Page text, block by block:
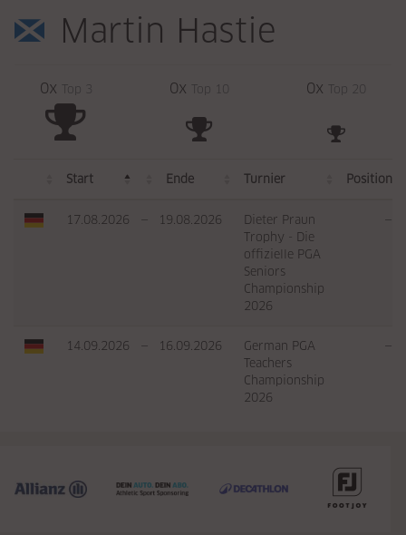
Martin Hastie
0x Top 3 0x Top 10 0x Top 20
Start Ende Turnier Position
17.08.2026 — 19.08.2026
Dieter Praun
Trophy - Die
offizielle PGA
Seniors
Championship
2026
—
14.09.2026 — 16.09.2026
German PGA
Teachers
Championship
2026
—